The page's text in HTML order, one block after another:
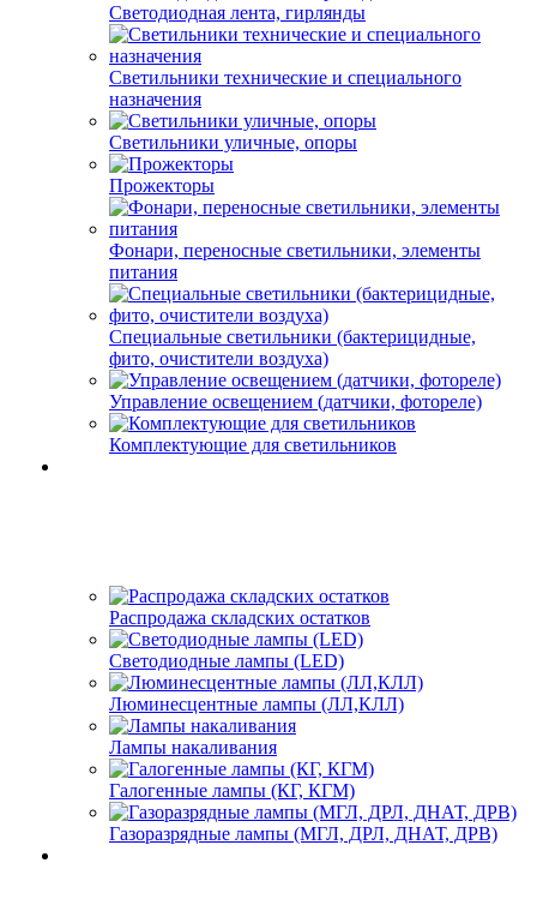
Светодиодная лента, гирлянды
Светильники технические и специального
назначения
Светильники уличные, опоры
Прожекторы
Фонари, переносные светильники, элементы
питания
Специальные светильники (бактерицидные,
фито, очистители воздуха)
Управление освещением (датчики, фотореле)
Комплектующие для светильников
Распродажа складских остатков
Светодиодные лампы (LED)
Люминесцентные лампы (ЛЛ,КЛЛ)
Лампы накаливания
Галогенные лампы (КГ, КГМ)
Газоразрядные лампы (МГЛ, ДРЛ, ДНАТ, ДРВ)